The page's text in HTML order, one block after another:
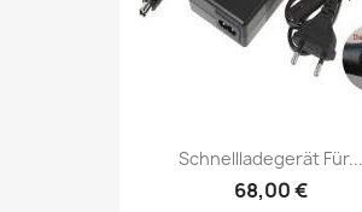
Schnellladegerät Für...
68,00 €